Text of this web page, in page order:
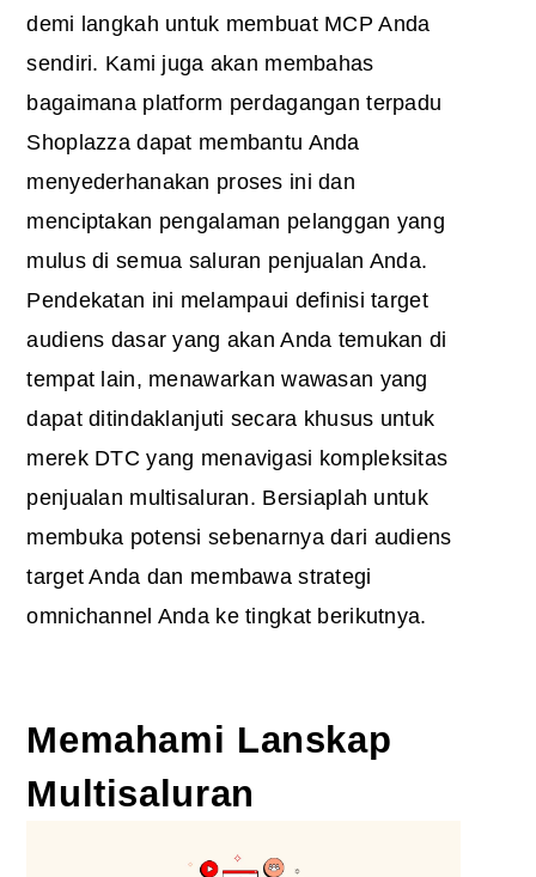
demi langkah untuk membuat MCP Anda
sendiri. Kami juga akan membahas
bagaimana platform perdagangan terpadu
Shoplazza dapat membantu Anda
menyederhanakan proses ini dan
menciptakan pengalaman pelanggan yang
mulus di semua saluran penjualan Anda.
Pendekatan ini melampaui definisi target
audiens dasar yang akan Anda temukan di
tempat lain, menawarkan wawasan yang
dapat ditindaklanjuti secara khusus untuk
merek DTC yang menavigasi kompleksitas
penjualan multisaluran. Bersiaplah untuk
membuka potensi sebenarnya dari audiens
target Anda dan membawa strategi
omnichannel Anda ke tingkat berikutnya.
Memahami Lanskap
Multisaluran